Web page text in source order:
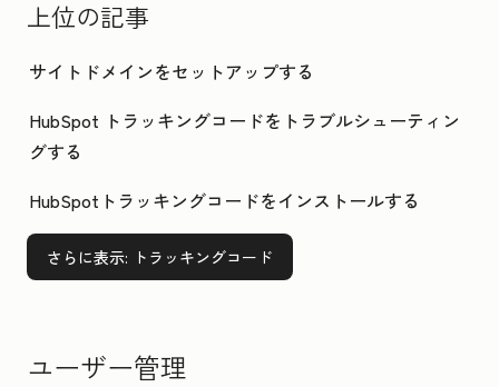
上位の記事
サイトドメインをセットアップする
HubSpot トラッキングコードをトラブルシューティン
グする
HubSpotトラッキングコードをインストールする
さらに表示: トラッキングコード
ユーザー管理